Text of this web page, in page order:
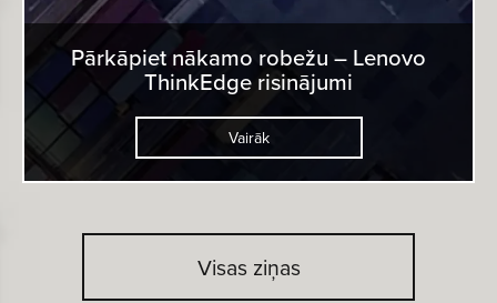
Pārkāpiet nākamo robežu – Lenovo
ThinkEdge risinājumi
Vairāk
Visas ziņas